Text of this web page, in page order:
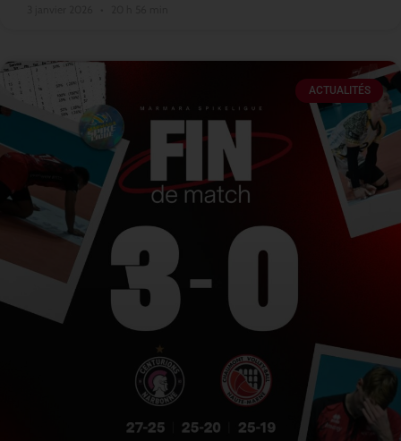
ACTUALITÉS